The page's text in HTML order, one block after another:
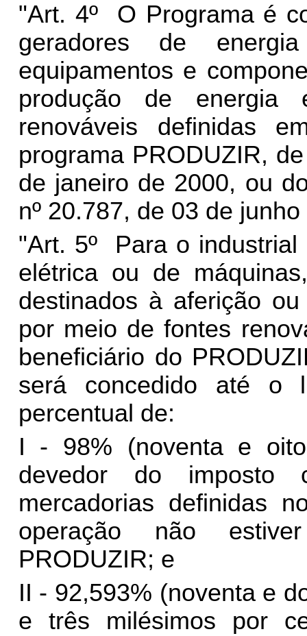
"Art. 4º O Programa é
geradores de
equipamentos e
produção de
renováveis definidas
programa PRODUZIR,
de janeiro de 2000, ou
nº 20.787, de 03 de
"Art. 5º Para o
elétrica ou de
destinados à aferição
por meio de fontes
beneficiário do
será concedido até o
percentual de:
I - 98% (noventa e
devedor do imposto
mercadorias definidas
operação não
PRODUZIR; e
II - 92,593% (noventa e
e três milésimos por